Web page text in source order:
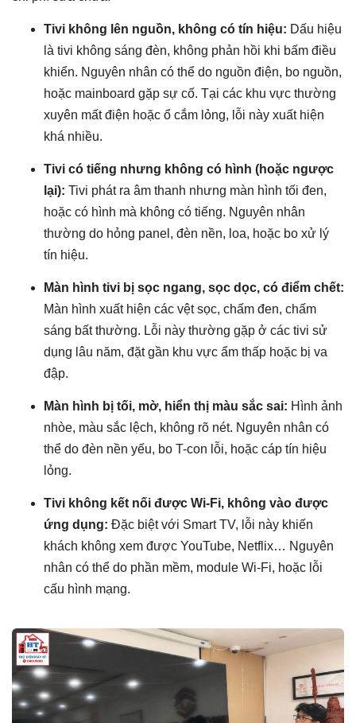
Tivi không lên nguồn, không có tín hiệu: Dấu hiệu
là tivi không sáng đèn, không phản hồi khi bấm điều
khiển. Nguyên nhân có thể do nguồn điện, bo nguồn,
hoặc mainboard gặp sự cố. Tại các khu vực thường
xuyên mất điện hoặc ổ cắm lỏng, lỗi này xuất hiện
khá nhiều.
Tivi có tiếng nhưng không có hình (hoặc ngược
lại): Tivi phát ra âm thanh nhưng màn hình tối đen,
hoặc có hình mà không có tiếng. Nguyên nhân
thường do hỏng panel, đèn nền, loa, hoặc bo xử lý
tín hiệu.
Màn hình tivi bị sọc ngang, sọc dọc, có điểm chết:
Màn hình xuất hiện các vệt sọc, chấm đen, chấm
sáng bất thường. Lỗi này thường gặp ở các tivi sử
dụng lâu năm, đặt gần khu vực ẩm thấp hoặc bị va
đập.
Màn hình bị tối, mờ, hiển thị màu sắc sai: Hình ảnh
nhòe, màu sắc lệch, không rõ nét. Nguyên nhân có
thể do đèn nền yếu, bo T-con lỗi, hoặc cáp tín hiệu
lỏng.
Tivi không kết nối được Wi-Fi, không vào được
ứng dụng: Đặc biệt với Smart TV, lỗi này khiến
khách không xem được YouTube, Netflix… Nguyên
nhân có thể do phần mềm, module Wi-Fi, hoặc lỗi
cấu hình mạng.